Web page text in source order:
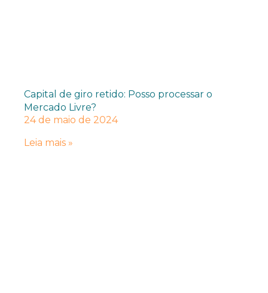
Capital de giro retido: Posso processar o
Mercado Livre?
24 de maio de 2024
Leia mais »